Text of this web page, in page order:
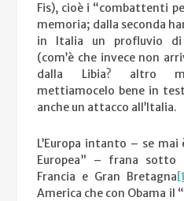
Fis), cioè i “combattenti
memoria; dalla seconda
in Italia un profluvio di
(com’è che invece non
dalla Libia? altro
mettiamocelo bene in
anche un attacco all’Italia.
L’Europa intanto – se
Europea” – frana
Francia e Gran Bretagna
America che con Obama il